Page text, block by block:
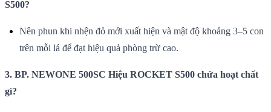
S500?
Nên phun khi nhện đỏ mới xuất hiện và mật độ khoảng 3–5 con
trên mỗi lá để đạt hiệu quả phòng trừ cao.
3. BP. NEWONE 500SC Hiệu ROCKET S500 chứa hoạt chất
gì?